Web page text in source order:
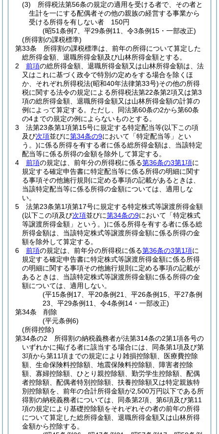
(3)
所得税法第56条の規定の適用を受ける者で、その者と
生計を一にする配偶者その他の親族の経営する事業から
受ける所得を有しない者 150円
(昭51条例7、平29条例11、令3条例15・一部改正)
(所得割の課税標準)
第33条
所得割の課税標準は、前年の所得について算定した
総所得金額、退職所得金額及び山林所得金額とする。
2
前項の総所得金額、退職所得金額又は山林所得金額は、法
又はこれに基づく政令で特別の定めをする場合を除くほ
か、それぞれ所得税法(昭和40年法律第33号)その他の所得
税に関する法令の規定による所得税法第22条第2項又は第3
項の総所得金額、退職所得金額又は山林所得金額の計算の
例によって算定する。 ただし、同法第60条の2から第60条
の4までの規定の例によらないものとする。
3
法第23条第1項第15号に規定する特定配当等(以下この項
及び次項並びに第34条の9において「特定配当等」とい
う。)に係る所得を有する者に係る総所得金額は、当該特定
配当等に係る所得の金額を除外して算定する。
4
前項の規定は、前年分の所得税に係る第36条の3第1項に
規定する確定申告書に特定配当等に係る所得の明細に関す
る事項その他施行規則に定める事項の記載があるときは、
当該特定配当等に係る所得の金額については、適用しな
い。
5
法第23条第1項第17号に規定する特定株式等譲渡所得金額
(以下この項及び次項並びに第34条の9において「特定株式
等譲渡所得金額」という。)に係る所得を有する者に係る総
所得金額は、当該特定株式等譲渡所得金額に係る所得の金
額を除外して算定する。
6
前項の規定は、前年分の所得税に係る第36条の3第1項に
規定する確定申告書に特定株式等譲渡所得金額に係る所得
の明細に関する事項その他施行規則に定める事項の記載が
あるときは、当該特定株式等譲渡所得金額に係る所得の金
額については、適用しない。
(平15条例17、平20条例21、平26条例15、平27条例
23、平29条例11、令4条例14・一部改正)
第34条
削除
(平元条例6)
(所得控除)
第34条の2
所得割の納税義務者が法第314条の2第1項各号の
いずれかに掲げる者に該当する場合には、同条第1項及び第
3項から第11項までの規定により雑損控除額、医療費控除
額、生命保険料控除額、地震保険料控除額、障害者控除
額、寡婦控除額、ひとり親控除額、勤労学生控除額、配偶
者控除額、配偶者特別控除額、扶養控除額又は特定親族特
別控除額を、前年の合計所得金額が2,500万円以下である所
得割の納税義務者については、同条第2項、第6項及び第11
項の規定により基礎控除額をそれぞれその者の前年の所得
について算定した総所得金額、退職所得金額又は山林所得
金額から控除する。